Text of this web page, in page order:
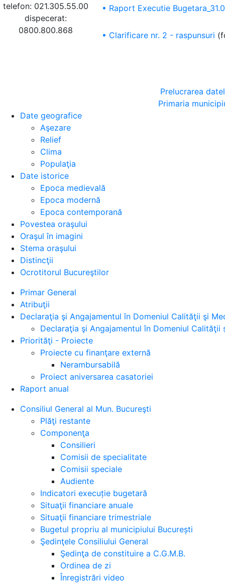
telefon: 021.305.55.00
dispecerat:
0800.800.868
• Raport Executie
• Clarificare nr. 2 - raspunsuri
Prelucrarea
Primaria
Date geografice
Aşezare
Relief
Clima
Populaţia
Date istorice
Epoca medievală
Epoca modernă
Epoca contemporană
Povestea oraşului
Oraşul în imagini
Stema oraşului
Distincţii
Ocrotitorul Bucureştilor
Primar General
Atribuţii
Declaraţia şi Angajamentul în Domeniul Calităţii şi
Declaraţia şi Angajamentul în Domeniul Calităţii
Priorităţi - Proiecte
Proiecte cu finanţare externă
Nerambursabilă
Proiect aniversarea casatoriei
Raport anual
Consiliul General al Mun. Bucureşti
Plăţi restante
Componenţa
Consilieri
Comisii de specialitate
Comisii speciale
Audiente
Indicatori execuție bugetară
Situaţii financiare anuale
Situaţii financiare trimestriale
Bugetul propriu al municipiului București
Şedinţele Consiliului General
Şedinţa de constituire a C.G.M.B.
Ordinea de zi
Înregistrări video